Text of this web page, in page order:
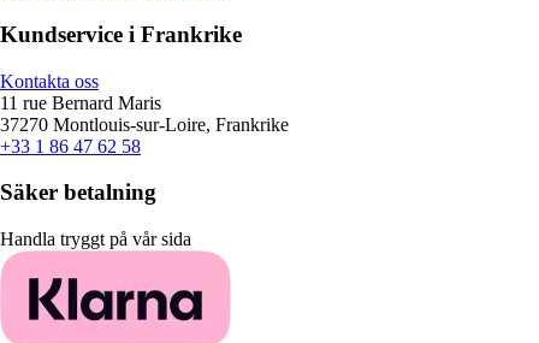
Kundservice i Frankrike
Kontakta oss
11 rue Bernard Maris
37270 Montlouis-sur-Loire, Frankrike
+33 1 86 47 62 58
Säker betalning
Handla tryggt på vår sida